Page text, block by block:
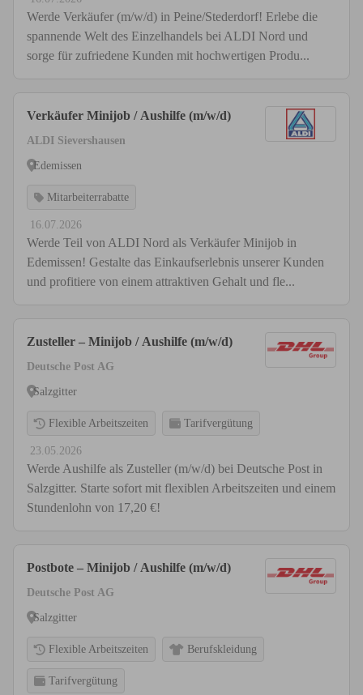
Werde Verkäufer (m/w/d) in Peine/Stederdorf! Erlebe die
spannende Welt des Einzelhandels bei ALDI Nord und
sorge für zufriedene Kunden mit hochwertigen Produ...
Verkäufer Minijob / Aushilfe (m/w/d)
ALDI Sievershausen
Edemissen
Mitarbeiterrabatte
16.07.2026
Werde Teil von ALDI Nord als Verkäufer Minijob in
Edemissen! Gestalte das Einkaufserlebnis unserer Kunden
und profitiere von einem attraktiven Gehalt und fle...
Zusteller – Minijob / Aushilfe (m/w/d)
Deutsche Post AG
Salzgitter
Flexible Arbeitszeiten Tarifvergütung
23.05.2026
Werde Aushilfe als Zusteller (m/w/d) bei Deutsche Post in
Salzgitter. Starte sofort mit flexiblen Arbeitszeiten und einem
Stundenlohn von 17,20 €!
Postbote – Minijob / Aushilfe (m/w/d)
Deutsche Post AG
Salzgitter
Flexible Arbeitszeiten Berufskleidung
Tarifvergütung